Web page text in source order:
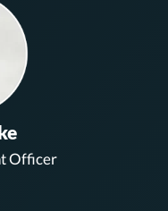
Officer